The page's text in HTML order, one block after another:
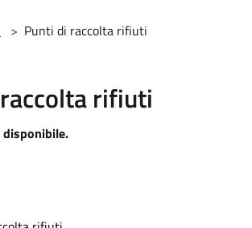
> Punti di raccolta rifiuti
rifiuti
disponibile.